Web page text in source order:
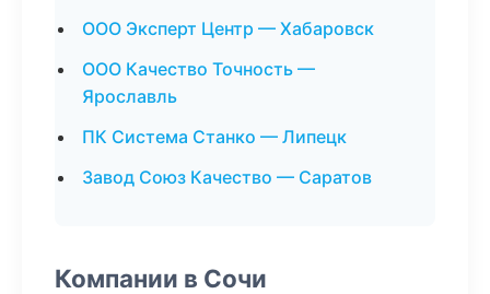
ООО Эксперт Центр — Хабаровск
ООО Качество Точность —
Ярославль
ПК Система Станко — Липецк
Завод Союз Качество — Саратов
Компании в Сочи